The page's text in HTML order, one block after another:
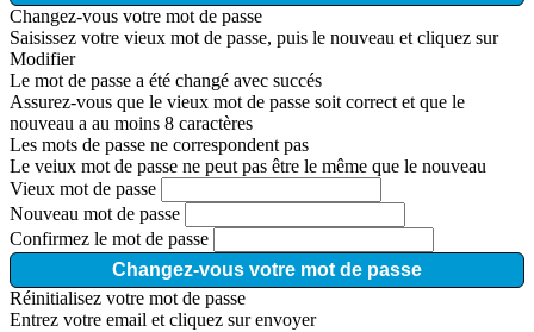
Changez-vous votre mot de passe
Saisissez votre vieux mot de passe, puis le nouveau et cliquez sur
Modifier
Le mot de passe a été changé avec succés
Assurez-vous que le vieux mot de passe soit correct et que le
nouveau a au moins 8 caractères
Les mots de passe ne correspondent pas
Le veiux mot de passe ne peut pas être le même que le nouveau
Vieux mot de passe
Nouveau mot de passe
Confirmez le mot de passe
Changez-vous votre mot de passe
Réinitialisez votre mot de passe
Entrez votre email et cliquez sur envoyer